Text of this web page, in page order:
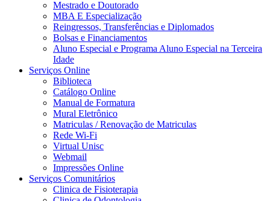
Mestrado e Doutorado
MBA E Especialização
Reingressos, Transferências e Diplomados
Bolsas e Financiamentos
Aluno Especial e Programa Aluno Especial na Terceira
Idade
Serviços Online
Biblioteca
Catálogo Online
Manual de Formatura
Mural Eletrônico
Matriculas / Renovação de Matriculas
Rede Wi-Fi
Virtual Unisc
Webmail
Impressões Online
Serviços Comunitários
Clinica de Fisioterapia